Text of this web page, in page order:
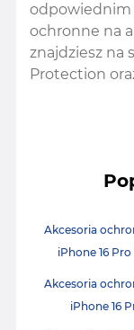
odpowiednim
ochronne na
znajdziesz na
Protection
Akcesoria
iPhone 16 Pro
Akcesoria
iPhone 16